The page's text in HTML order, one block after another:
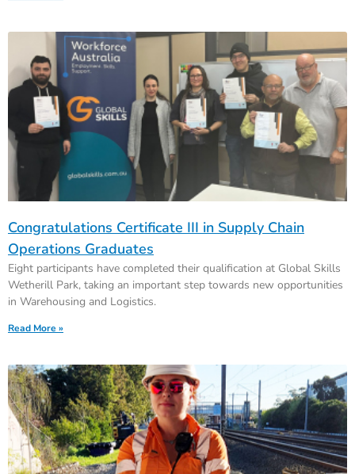
Congratulations Certificate III in Supply Chain
Operations Graduates
Eight participants have completed their qualification at Global Skills
Wetherill Park, taking an important step towards new opportunities
in Warehousing and Logistics.
Read More »